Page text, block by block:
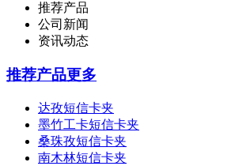
推荐产品
公司新闻
资讯动态
推荐产品更多
达孜短信卡夹
墨竹工卡短信卡夹
桑珠孜短信卡夹
南木林短信卡夹